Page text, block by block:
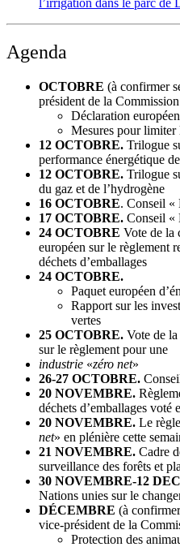
l’irrigation dans le parc de
Agenda
OCTOBRE (à confirmer
président de la
Déclaration
Mesures pour limiter
12 OCTOBRE. Trilogue
performance énergétique
12 OCTOBRE. Trilogue
du gaz et de l’hydrogène
16 OCTOBRE. Conseil «
17 OCTOBRE. Conseil «
24 OCTOBRE Vote de la
européen sur le règlement
déchets d’emballages
24 OCTOBRE.
Paquet européen
Rapport sur les
vertes
25 OCTOBRE. Vote de
sur le règlement pour une
industrie «zéro net»
26-27 OCTOBRE.
20 NOVEMBRE.
déchets d’emballages voté
20 NOVEMBRE. Le
net» en plénière cette
21 NOVEMBRE. Cadre
surveillance des forêts et
30 NOVEMBRE-12
Nations unies sur le
DÉCEMBRE (à
vice-président de la
Protection des